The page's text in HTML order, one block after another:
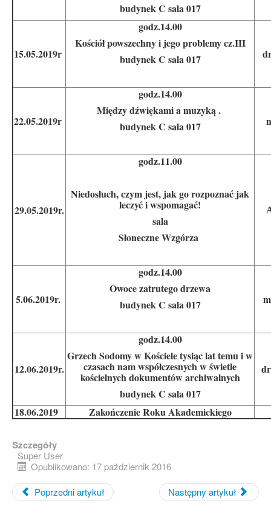
budynek C sala 017
15.05.2019r
godz.14.00
Kościół powszechny i jego problemy cz.III
budynek C sala 017
22.05.2019r
godz.14.00
Między dźwiękami a muzyką .
budynek C sala 017
29.05.2019r.
godz.11.00
Niedosłuch, czym jest, jak go rozpoznać jak
leczyć i wspomagać!
sala
Słoneczne Wzgórza
5.06.2019r.
godz.14.00
Owoce zatrutego drzewa
budynek C sala 017
12.06.2019r.
godz.14.00
Grzech Sodomy w Kościele tysiąc lat temu i w
czasach nam współczesnych w świetle
kościelnych dokumentów archiwalnych
budynek C sala 017
18.06.2019 Zakończenie Roku Akademickiego
Szczegóły
Super User
Opublikowano: 17 październik 2016
Poprzedni artykuł
Następny artykuł